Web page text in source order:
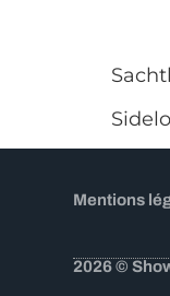
Mentions
2026 ©